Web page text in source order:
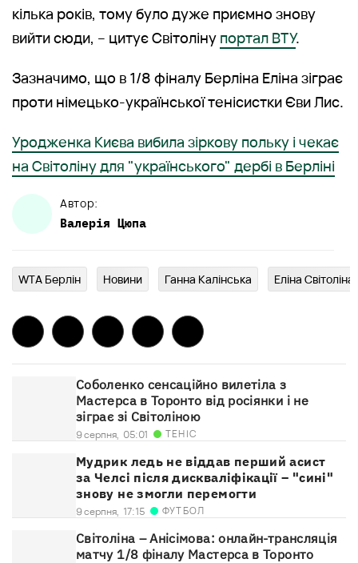
кілька років, тому було дуже приємно знову
вийти сюди, – цитує Світоліну портал ВТУ.
Зазначимо, що в 1/8 фіналу Берліна Еліна зіграє
проти німецько-української тенісистки Єви Лис.
Уродженка Києва вибила зіркову польку і чекає
на Світоліну для "українського" дербі в Берліні
Автор:
Валерія Цюпа
WTA Берлін Новини Ганна Калінська Еліна Світоліна
Соболенко сенсаційно вилетіла з
Мастерса в Торонто від росіянки і не
зіграє зі Світоліною
9 серпня, 05:01 ТЕНІС
Мудрик ледь не віддав перший асист
за Челсі після дискваліфікації – "сині"
знову не змогли перемогти
9 серпня, 17:15 ФУТБОЛ
Світоліна – Анісімова: онлайн-трансляція
матчу 1/8 фіналу Мастерса в Торонто